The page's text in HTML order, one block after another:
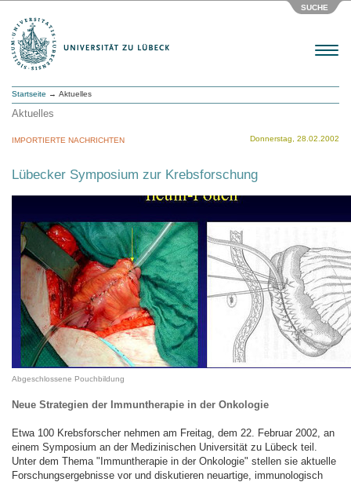
SUCHE
Menu
Startseite → Aktuelles
Aktuelles
Donnerstag, 28.02.2002
IMPORTIERTE NACHRICHTEN
Lübecker Symposium zur Krebsforschung
Abgeschlossene Pouchbildung
Neue Strategien der Immuntherapie in der Onkologie
Etwa 100 Krebsforscher nehmen am Freitag, dem 22. Februar 2002, an
einem Symposium an der Medizinischen Universität zu Lübeck teil.
Unter dem Thema "Immuntherapie in der Onkologie" stellen sie aktuelle
Forschungsergebnisse vor und diskutieren neuartige, immunologisch